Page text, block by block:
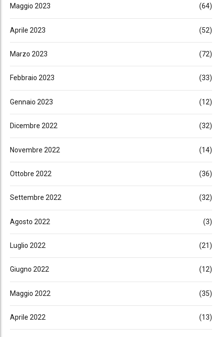
Maggio 2023 (64)
Aprile 2023 (52)
Marzo 2023 (72)
Febbraio 2023 (33)
Gennaio 2023 (12)
Dicembre 2022 (32)
Novembre 2022 (14)
Ottobre 2022 (36)
Settembre 2022 (32)
Agosto 2022 (3)
Luglio 2022 (21)
Giugno 2022 (12)
Maggio 2022 (35)
Aprile 2022 (13)